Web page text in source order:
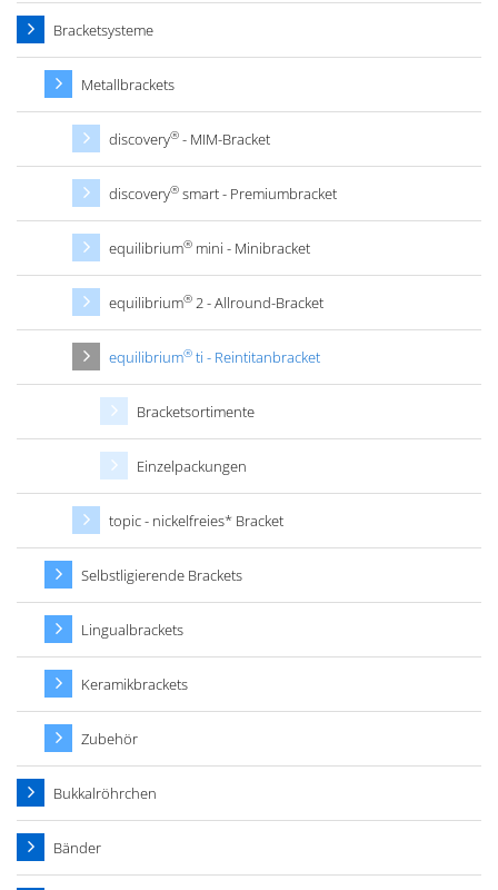
Bracketsysteme
Metallbrackets
discovery® - MIM-Bracket
discovery® smart - Premiumbracket
equilibrium® mini - Minibracket
equilibrium® 2 - Allround-Bracket
equilibrium® ti - Reintitanbracket
Bracketsortimente
Einzelpackungen
topic - nickelfreies* Bracket
Selbstligierende Brackets
Lingualbrackets
Keramikbrackets
Zubehör
Bukkalröhrchen
Bänder